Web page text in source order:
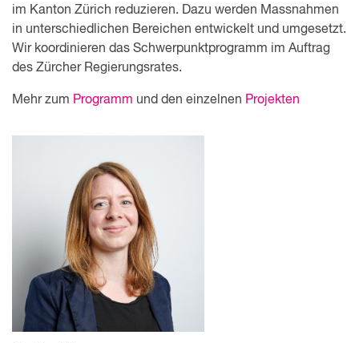
im Kanton Zürich reduzieren. Dazu werden Massnahmen
in unterschiedlichen Bereichen entwickelt und umgesetzt.
Wir koordinieren das Schwerpunkt­programm im Auftrag
des Zürcher Regierungsrates.
Mehr zum Programm und den einzelnen Projekten